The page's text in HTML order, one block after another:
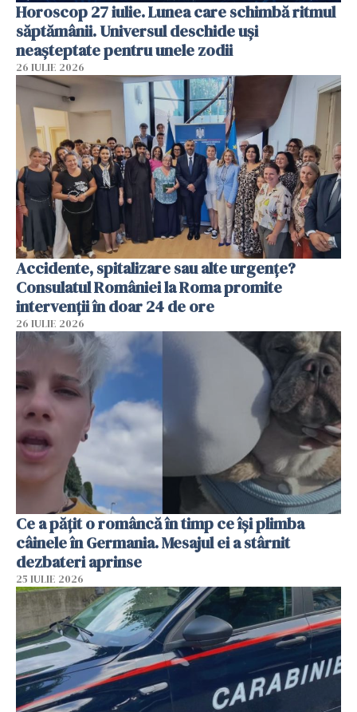
Horoscop 27 iulie. Lunea care schimbă ritmul
săptămânii. Universul deschide uși
neașteptate pentru unele zodii
26 IULIE 2026
Accidente, spitalizare sau alte urgențe?
Consulatul României la Roma promite
intervenții în doar 24 de ore
26 IULIE 2026
Ce a pățit o româncă în timp ce își plimba
câinele în Germania. Mesajul ei a stârnit
dezbateri aprinse
25 IULIE 2026